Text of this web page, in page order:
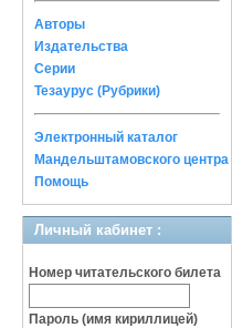
Авторы
Издательства
Серии
Тезаурус (Рубрики)
Электронный каталог
Мандельштамовского центра
Помощь
Личный кабинет :
Номер читательского билета
Пароль (имя кириллицей)